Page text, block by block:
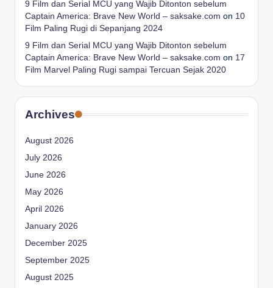
9 Film dan Serial MCU yang Wajib Ditonton sebelum
Captain America: Brave New World – saksake.com on 10
Film Paling Rugi di Sepanjang 2024
9 Film dan Serial MCU yang Wajib Ditonton sebelum
Captain America: Brave New World – saksake.com on 17
Film Marvel Paling Rugi sampai Tercuan Sejak 2020
Archives
August 2026
July 2026
June 2026
May 2026
April 2026
January 2026
December 2025
September 2025
August 2025